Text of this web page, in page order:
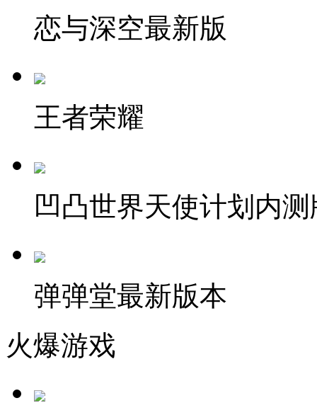
恋与深空最新版
王者荣耀
凹凸世界天使计划内测
弹弹堂最新版本
火爆游戏